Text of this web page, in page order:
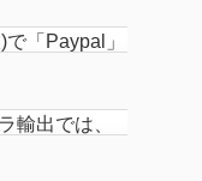
「Paypal」
輸出では、
オススメ…か